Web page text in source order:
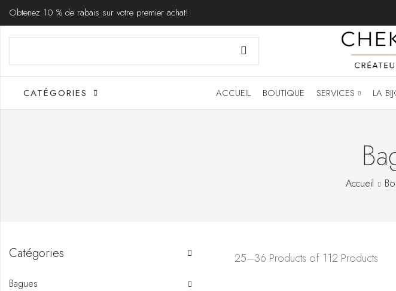
Obtenez 10 % de rabais sur votre premier achat!
CATÉGORIES ACCUEIL BOUTIQUE SERVICES LA
Accueil
25–36 Products of 112 Products
Catégories
Bagues